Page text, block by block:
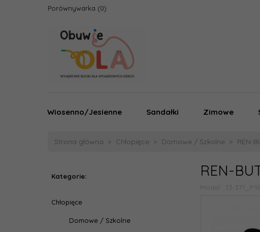
Porównywarka
Wiosenno/Jesienne Sandałki Zimowe
Strona główna Chłopięce Domowe / Szkolne REN-
Kategorie:
Chłopięce
Domowe / Szkolne
REN-
Model: 33-371_P-